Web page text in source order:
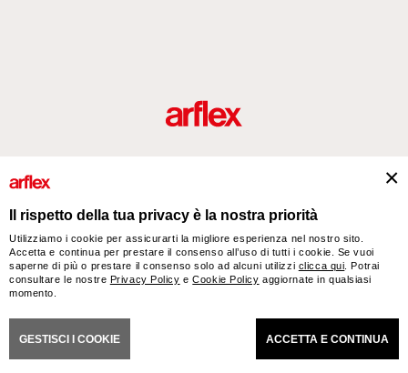
arflex – sevensalotti spa via Pizzo Scalino 1 20833 Giussano (Monza e Brianza) Italy
- Phone +39 0362 853043 - VAT IT 00703820969 – © arflex - sevensalotti spa 2026
GENERALI DI VENDITA DICHIARAZIONE DI ACCESSIBILITÀ COOKIES PRIVACY
Il rispetto della tua privacy è la nostra priorità
Utilizziamo i cookie per assicurarti la migliore esperienza nel nostro sito.
Accetta e continua per prestare il consenso all’uso di tutti i cookie. Se vuoi
saperne di più o prestare il consenso solo ad alcuni utilizzi clicca qui . Potrai
consultare le nostre Privacy Policy eCookie Policy aggiornate in qualsiasi
momento.
GESTISCI I COOKIE ACCETTA E CONTINUA